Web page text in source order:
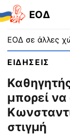
EOΔ
ΕΟΔ σε άλλες
ΕΙΔΗΣΕΙΣ
μπορεί
στιγμή